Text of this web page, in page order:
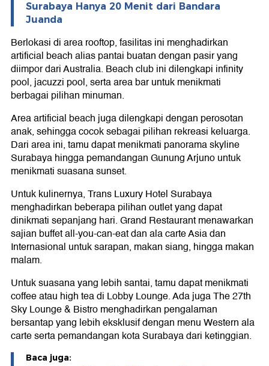
Surabaya Hanya 20 Menit dari Bandara
Juanda
Berlokasi di area rooftop, fasilitas ini menghadirkan
artificial beach alias pantai buatan dengan pasir yang
diimpor dari Australia. Beach club ini dilengkapi infinity
pool, jacuzzi pool, serta area bar untuk menikmati
berbagai pilihan minuman.
Area artificial beach juga dilengkapi dengan perosotan
anak, sehingga cocok sebagai pilihan rekreasi keluarga.
Dari area ini, tamu dapat menikmati panorama skyline
Surabaya hingga pemandangan Gunung Arjuno untuk
menikmati suasana sunset.
Untuk kulinernya, Trans Luxury Hotel Surabaya
menghadirkan beberapa pilihan outlet yang dapat
dinikmati sepanjang hari. Grand Restaurant menawarkan
sajian buffet all-you-can-eat dan ala carte Asia dan
Internasional untuk sarapan, makan siang, hingga makan
malam.
Untuk suasana yang lebih santai, tamu dapat menikmati
coffee atau high tea di Lobby Lounge. Ada juga The 27th
Sky Lounge & Bistro menghadirkan pengalaman
bersantap yang lebih eksklusif dengan menu Western ala
carte serta pemandangan kota Surabaya dari ketinggian.
Baca juga: